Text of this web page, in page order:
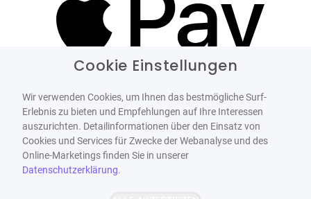
Cookie Einstellungen
Wir verwenden Cookies, um Ihnen das bestmögliche Surf-
Erlebnis zu bieten und Empfehlungen auf Ihre Interessen
auszurichten. Detailinformationen über den Einsatz von
Cookies und Services für Zwecke der Webanalyse und des
Online-Marketings finden Sie in unserer
Datenschutzerklärung.